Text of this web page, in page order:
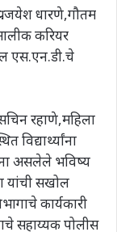
धारणे,गौतम
करियर
एस.एन.डी.चे
सचिन रहाणे,महिला
विद्यार्थ्यांना
असलेले भविष्य
यांची सखोल
कार्यकारी
सहाय्यक पोलीस